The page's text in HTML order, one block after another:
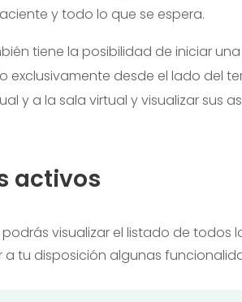
y todo lo que se espera.
tiene la posibilidad de iniciar
exclusivamente desde el lado del
y a la sala virtual y visualizar sus
activos
podrás visualizar el listado de
tu disposición algunas